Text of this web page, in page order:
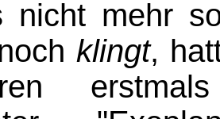
nicht mehr
klingt,
erstmals